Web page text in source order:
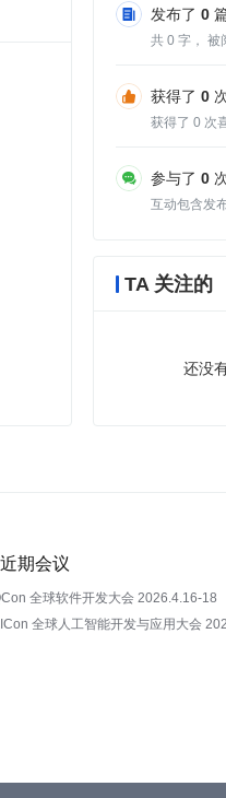
发布了 0
共 0 字， 被
获得了 0
获得了 0 次
参与了 0
互动包含发
TA 关注的
还没
近期会议
全球软件开发大会 2026.4.16-18
全球人工智能开发与应用大会